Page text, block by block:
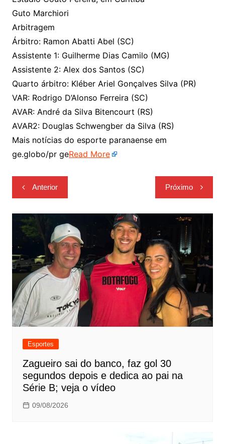
Guto Marchiori
Arbitragem
Árbitro: Ramon Abatti Abel (SC)
Assistente 1: Guilherme Dias Camilo (MG)
Assistente 2: Alex dos Santos (SC)
Quarto árbitro: Kléber Ariel Gonçalves Silva (PR)
VAR: Rodrigo D’Alonso Ferreira (SC)
AVAR: André da Silva Bitencourt (RS)
AVAR2: Douglas Schwengber da Silva (RS)
Mais notícias do esporte paranaense em
ge.globo/pr geRead More
Navegação
de
Post
Anterior Próximo
Esportes
Zagueiro sai do banco, faz gol 30
segundos depois e dedica ao pai na
Série B; veja o vídeo
09/08/2026